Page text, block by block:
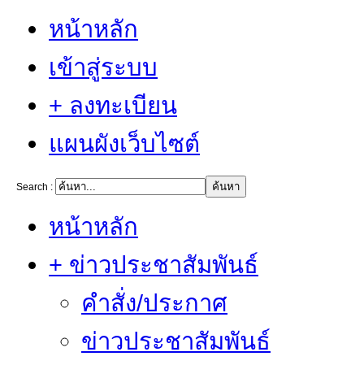
หน้าหลัก
เข้าสู่ระบบ
+ ลงทะเบียน
แผนผังเว็บไซต์
Search :
หน้าหลัก
+ ข่าวประชาสัมพันธ์
คำสั่ง/ประกาศ
ข่าวประชาสัมพันธ์